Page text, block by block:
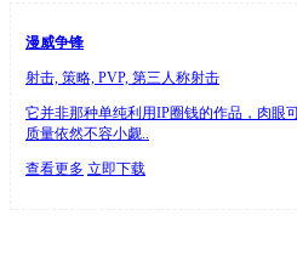
漫威争锋
射击, 策略, PVP, 第三人称射击
它并非那种单纯利用IP圈钱的作品，肉眼
质量依然不容小觑..
查看更多 立即下载